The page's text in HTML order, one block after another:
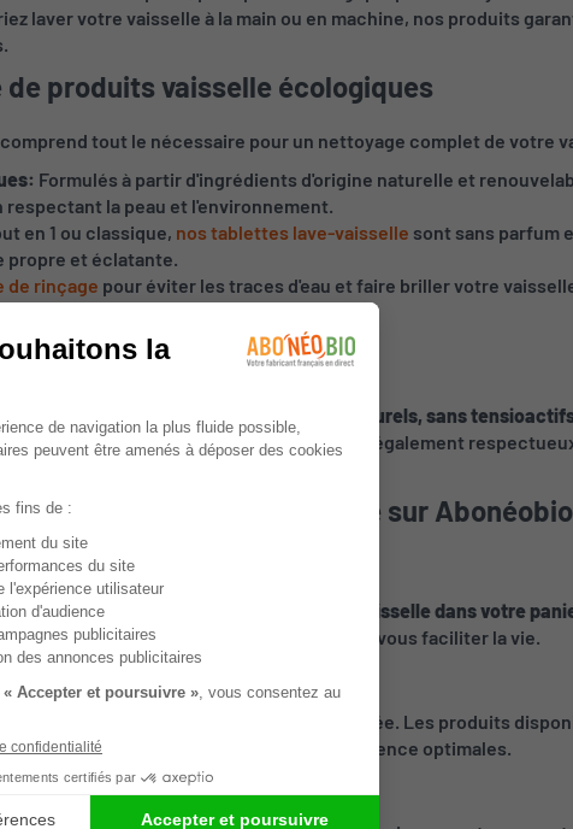
laver votre vaisselle à la main ou en machine, nos produits
produits vaisselle écologiques
comprend tout le nécessaire pour un nettoyage complet de votre
Formulés à partir d'ingrédients d'origine naturelle et
la peau et l'environnement.
en 1 ou classique, nos tablettes lave-vaisselle sont sans parfum
propre et éclatante.
de rinçage pour éviter les traces d'eau et faire briller votre
le calcaire.
et respectueux
sont formulés à partir d 'ingrédients naturels, sans
d'origine renouvelable. Nos produits sont également
impact écologique
un kit vaisselle écologique sur Abonéobio
clic :
ce dont vous avez
besoin pour votre vaisselle dans votre
individuellement, tout est regroupé pour vous faciliter la vie.
:
de produits dont la qualité est contrôlée. Les produits
, garantissant une traçabilité et une transparence optimales.
strict :